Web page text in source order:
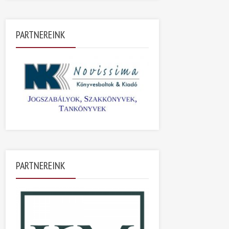
PARTNEREINK
PARTNEREINK